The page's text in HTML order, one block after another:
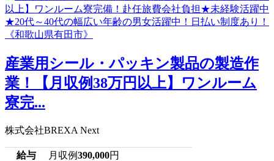
産業用シール・パッキン製品の製造作
業！【月収例38万円以上】ワンルーム
寮完...
株式会社BREXA Next
給与 月収例390,000円